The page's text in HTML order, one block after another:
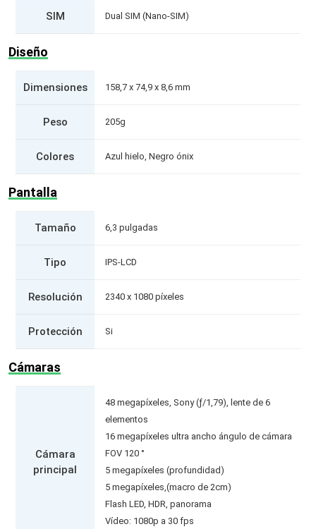
SIM Dual SIM (Nano-SIM)
Diseño
Dimensiones 158,7 x 74,9 x 8,6 mm
Peso 205g
Colores Azul hielo, Negro ónix
Pantalla
Tamaño 6,3 pulgadas
Tipo IPS-LCD
Resolución 2340 x 1080 píxeles
Protección Si
Cámaras
Cámara
principal
48 megapíxeles, Sony (ƒ/1,79), lente de 6
elementos
16 megapíxeles ultra ancho ángulo de cámara
FOV 120 °
5 megapíxeles (profundidad)
5 megapíxeles,(macro de 2cm)
Flash LED, HDR, panorama
Vídeo: 1080p a 30 fps